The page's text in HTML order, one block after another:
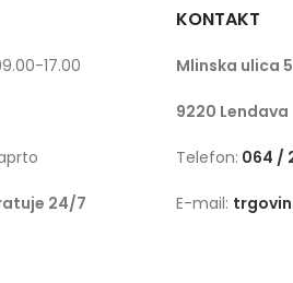
17.00
24/7
KONTAKT
Mlinska ulica
9220 Lendava
Telefon: 064 /
E-mail: